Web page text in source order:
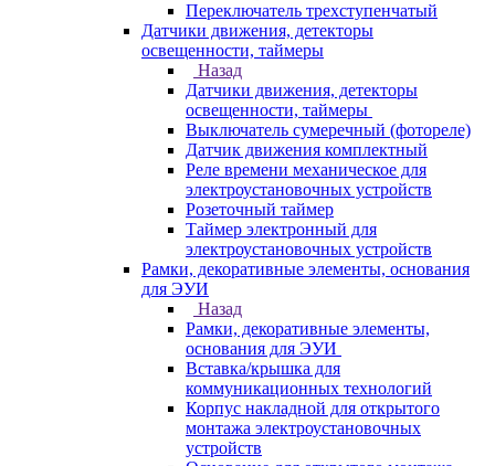
Переключатель трехступенчатый
Датчики движения, детекторы
освещенности, таймеры
Назад
Датчики движения, детекторы
освещенности, таймеры
Выключатель сумеречный (фотореле)
Датчик движения комплектный
Реле времени механическое для
электроустановочных устройств
Розеточный таймер
Таймер электронный для
электроустановочных устройств
Рамки, декоративные элементы, основания
для ЭУИ
Назад
Рамки, декоративные элементы,
основания для ЭУИ
Вставка/крышка для
коммуникационных технологий
Корпус накладной для открытого
монтажа электроустановочных
устройств